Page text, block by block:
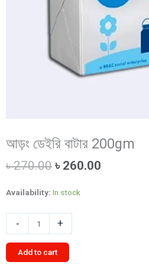
আড়ং ডেইরি বাটার 200gm
৳270.00 Original
was:
৳ 260.00
Availability: In stock
-
ডেইরি
বাটার
200gm
+
Add to cart